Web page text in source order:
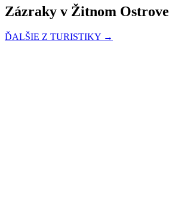
Zázraky v Žitnom Ostrove
ĎALŠIE Z TURISTIKY →